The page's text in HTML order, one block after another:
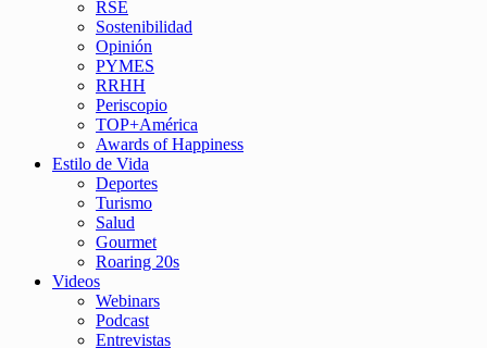
RSE
Sostenibilidad
Opinión
PYMES
RRHH
Periscopio
TOP+América
Awards of Happiness
Estilo de Vida
Deportes
Turismo
Salud
Gourmet
Roaring 20s
Videos
Webinars
Podcast
Entrevistas